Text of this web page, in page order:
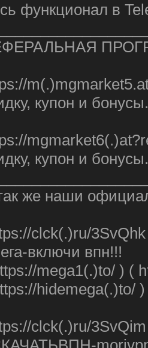
функционал в
купон и бонусы.
купон и бонусы.
же наши
clck(.)ru/
включи впн!!!
mega1(.)to/ ) (
hidemega(.)to/
clck(.)ru/